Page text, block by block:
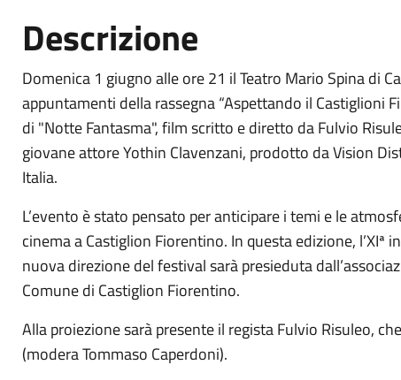
Descrizione
Domenica 1 giugno alle ore 21 il Teatro Mario Spina di
appuntamenti della rassegna “Aspettando il Castiglioni
di "Notte Fantasma", film scritto e diretto da Fulvio
giovane attore Yothin Clavenzani, prodotto da Vision
Italia.
L’evento è stato pensato per anticipare i temi e le
cinema a Castiglion Fiorentino. In questa edizione,
nuova direzione del festival sarà presieduta
Comune di Castiglion Fiorentino.
Alla proiezione sarà presente il regista Fulvio Risuleo,
(modera Tommaso Caperdoni).